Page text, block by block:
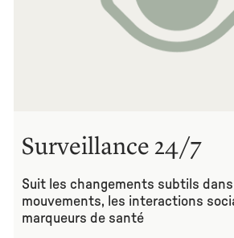
Surveillance 24/7
Suit les changements subtils
mouvements, les interactions
marqueurs de santé